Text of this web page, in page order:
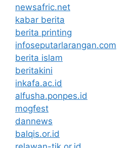
newsafric.net
kabar berita
berita printing
infoseputarlarangan.com
berita islam
beritakini
inkafa.ac.id
alfusha.ponpes.id
mogfest
dannews
balqis.or.id